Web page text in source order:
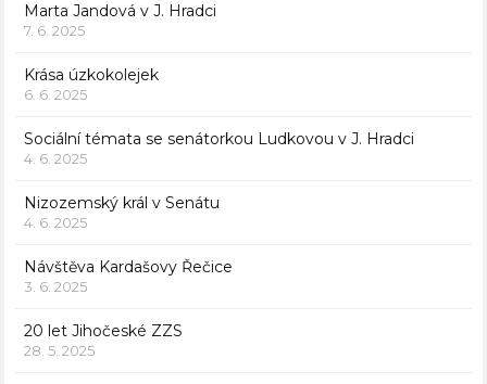
Marta Jandová v J. Hradci
7. 6. 2025
Krása úzkokolejek
6. 6. 2025
Sociální témata se senátorkou Ludkovou v J. Hradci
4. 6. 2025
Nizozemský král v Senátu
4. 6. 2025
Návštěva Kardašovy Řečice
3. 6. 2025
20 let Jihočeské ZZS
28. 5. 2025